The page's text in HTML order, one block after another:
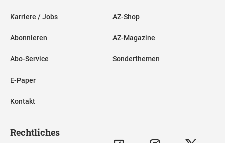
Karriere / Jobs
Abonnieren
Abo-Service
E-Paper
Kontakt
AZ-Shop
AZ-Magazine
Sonderthemen
Rechtliches